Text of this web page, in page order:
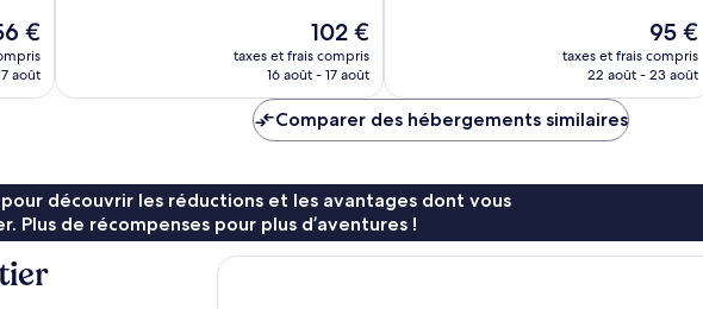
€
août
Le
nouveau
prix
de
102 €
102 €
taxes et frais compris
16 août - 17 août
Le
nouveau
prix
95 €
taxes et frais compris
22 août - 23 août
Comparer des hébergements similaires
découvrir les réductions et les avantages dont vous
Plus de récompenses pour plus d’aventures !